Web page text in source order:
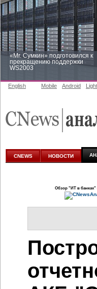
«Mr. Сумкин» подготовился к
прекращению поддержки
WS2003
аналитике
English Mobile Android Light
CNEWS НОВОСТИ
Обзор "ИТ в банках"